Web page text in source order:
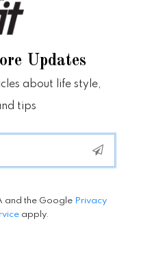
This site is
Privacy
Updates
about life style,
tips
and the Google Privacy
apply.